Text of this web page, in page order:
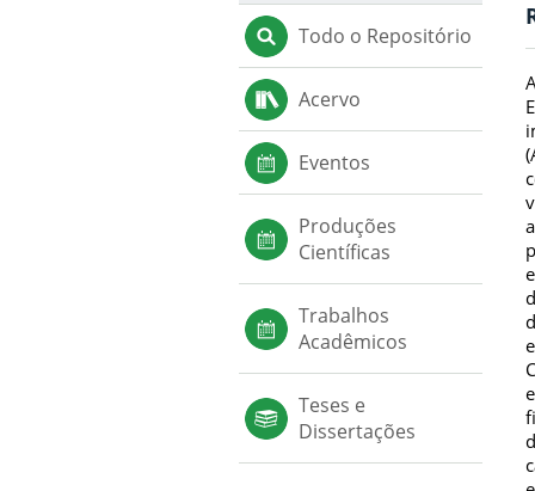
Todo o Repositório
Acervo
Eventos
Produções
Científicas
Trabalhos
Acadêmicos
Teses e
Dissertações